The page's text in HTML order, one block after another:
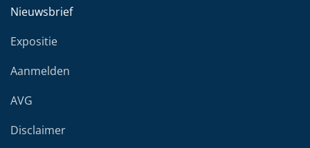
Nieuwsbrief
Expositie
Aanmelden
AVG
Disclaimer